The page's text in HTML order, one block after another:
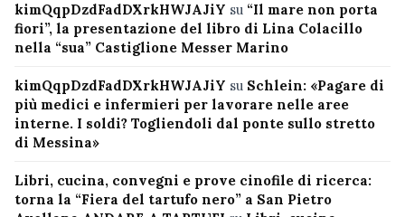
kimQqpDzdFadDXrkHWJAJiY su “Il mare non porta
fiori”, la presentazione del libro di Lina Colacillo
nella “sua” Castiglione Messer Marino
kimQqpDzdFadDXrkHWJAJiY su Schlein: «Pagare di
più medici e infermieri per lavorare nelle aree
interne. I soldi? Togliendoli dal ponte sullo stretto
di Messina»
Libri, cucina, convegni e prove cinofile di ricerca:
torna la “Fiera del tartufo nero” a San Pietro